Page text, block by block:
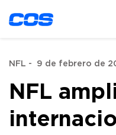
NFL - 9 de febrero de
NFL